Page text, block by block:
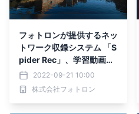
フォトロンが提供するネッ
トワーク収録システム 「S
pider Rec」、学習動画共
有プラットフォーム 「CL
EVAS」を筑波大学に納入
2022-09-21 10:00
株式会社フォトロン